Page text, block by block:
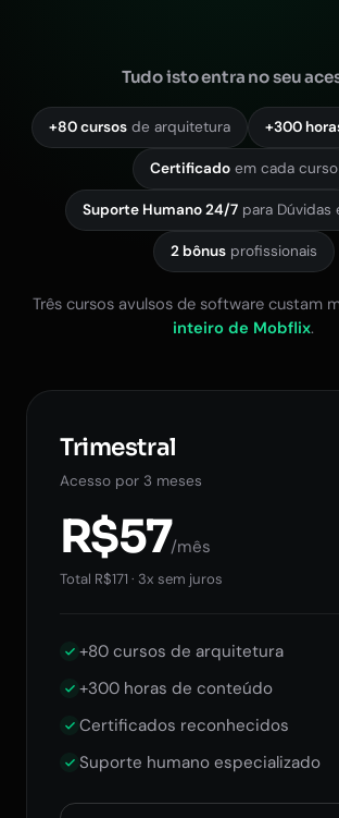
Tudo isto entra no seu
+80 cursosde arquitetura +300
Certificadoem cada curso
Suporte Humano 24/7para Dúvidas
2 bônusprofissionais
Três cursos avulsos de software custam
inteiro de Mobflix.
Trimestral
Acesso por 3 meses
R$57/mês
Total R$171 · 3x sem juros
+80 cursos de arquitetura
+300 horas de conteúdo
Certificados reconhecidos
Suporte humano especializado